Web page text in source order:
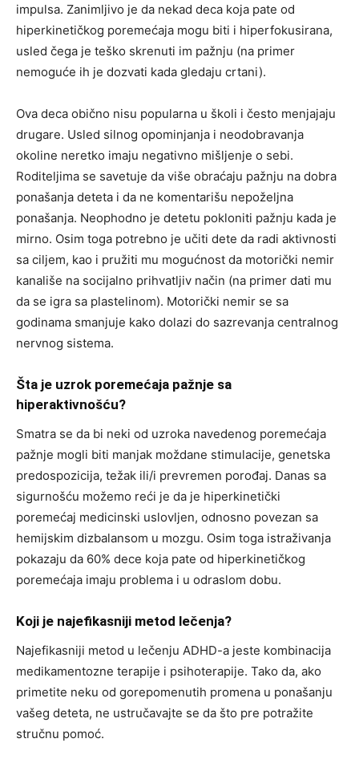
impulsa. Zanimljivo je da nekad deca koja pate od
hiperkinetičkog poremećaja mogu biti i hiperfokusirana,
usled čega je teško skrenuti im pažnju (na primer
nemoguće ih je dozvati kada gledaju crtani).
Ova deca obično nisu popularna u školi i često menjajaju
drugare. Usled silnog opominjanja i neodobravanja
okoline neretko imaju negativno mišljenje o sebi.
Roditeljima se savetuje da više obraćaju pažnju na dobra
ponašanja deteta i da ne komentarišu nepoželjna
ponašanja. Neophodno je detetu pokloniti pažnju kada je
mirno. Osim toga potrebno je učiti dete da radi aktivnosti
sa ciljem, kao i pružiti mu mogućnost da motorički nemir
kanališe na socijalno prihvatljiv način (na primer dati mu
da se igra sa plastelinom). Motorički nemir se sa
godinama smanjuje kako dolazi do sazrevanja centralnog
nervnog sistema.
Šta je uzrok poremećaja pažnje sa
hiperaktivnošću?
Smatra se da bi neki od uzroka navedenog poremećaja
pažnje mogli biti manjak moždane stimulacije, genetska
predospozicija, težak ili/i prevremen porođaj. Danas sa
sigurnošću možemo reći je da je hiperkinetički
poremećaj medicinski uslovljen, odnosno povezan sa
hemijskim dizbalansom u mozgu. Osim toga istraživanja
pokazaju da 60% dece koja pate od hiperkinetičkog
poremećaja imaju problema i u odraslom dobu.
Koji je najefikasniji metod lečenja?
Najefikasniji metod u lečenju ADHD-a jeste kombinacija
medikamentozne terapije i psihoterapije. Tako da, ako
primetite neku od gorepomenutih promena u ponašanju
vašeg deteta, ne ustručavajte se da što pre potražite
stručnu pomoć.